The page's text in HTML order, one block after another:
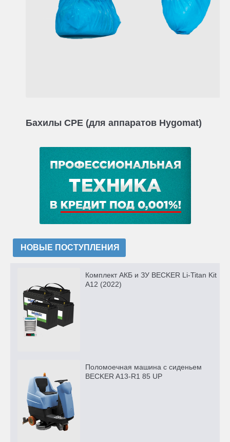
Бахилы CPE (для аппаратов Hygomat)
НОВЫЕ ПОСТУПЛЕНИЯ
Комплект АКБ и ЗУ BECKER Li-Titan Kit
A12 (2022)
Поломоечная машина с сиденьем
BECKER A13-R1 85 UP